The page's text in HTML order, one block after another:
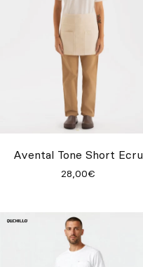
Avental Tone Short Ecru
28,00€